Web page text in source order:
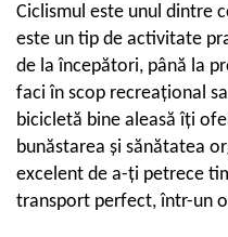
Discuri frana bicicleta
Saboti frana bicicleta
Adaptoare frana bicicleta
Frane pe disc
Frane pe janta
Accesorii frane bicicleta
Roti bicicleta
Ciclismul este unul dintre
este un tip de activitate
de la începători, până la
faci în scop recreațional
bicicletă bine aleasă îți
bunăstarea și sănătatea
excelent de a-ți petrece
transport perfect, într-un